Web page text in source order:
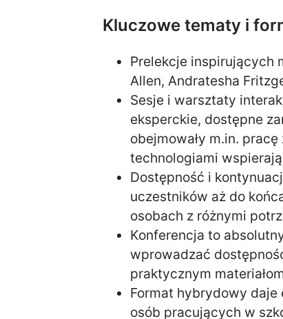
Kluczowe tematy i
Prelekcje inspirujących
Allen, Andratesha
Sesje i warsztaty
eksperckie, dostępne
obejmowały m.in.
technologiami
Dostępność i
uczestników aż do
osobach z różnymi
Konferencja to
wprowadzać
praktycznym
Format hybrydowy
osób pracujących w